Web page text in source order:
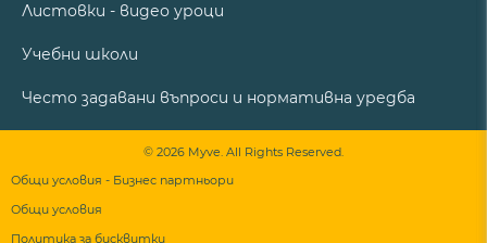
Листовки - видео уроци
Учебни школи
Често задавани въпроси и нормативна уредба
© 2026 Myve. All Rights Reserved.
Общи условия - Бизнес партньори
Общи условия
Политика за бисквитки